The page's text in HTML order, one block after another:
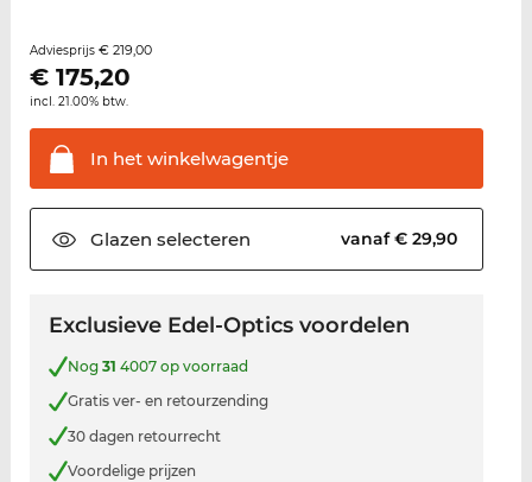
Adviesprijs € 219,00
€ 175,20
incl. 21.00% btw.
In hetwinkelwagentje
Glazen selecteren vanaf € 29,90
Exclusieve Edel-Optics voordelen
Nog 31 4007 op voorraad
Gratis ver- en retourzending
30 dagen retourrecht
Voordelige prijzen